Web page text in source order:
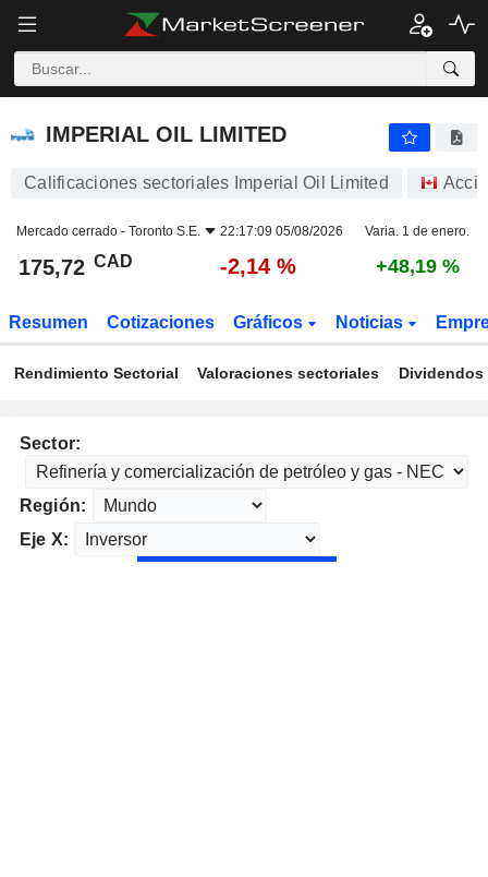
IMPERIAL OIL LIMITED
IMPERIAL OIL LIMITED
Calificaciones sectoriales Imperial Oil Limited
Mercado cerrado - Toronto S.E. 22:17:09 05/08/2026 Varia. 1 de enero.
175,72 CAD -2,14 % +48,19 %
Resumen Cotizaciones Gráficos Noticias
Rendimiento Sectorial Valoraciones sectoriales
Sector:
Región:
Eje X: